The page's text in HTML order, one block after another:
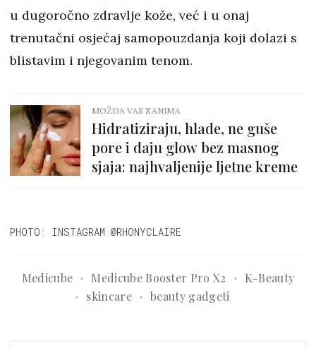
u dugoročno zdravlje kože, već i u onaj
trenutačni osjećaj samopouzdanja koji dolazi s
blistavim i njegovanim tenom.
MOŽDA VAS ZANIMA
Hidratiziraju, hlade, ne guše
pore i daju glow bez masnog
sjaja: najhvaljenije ljetne kreme
PHOTO: INSTAGRAM @RHONYCLAIRE
Medicube Medicube Booster Pro X2
K-Beauty
skincare
beauty gadgeti